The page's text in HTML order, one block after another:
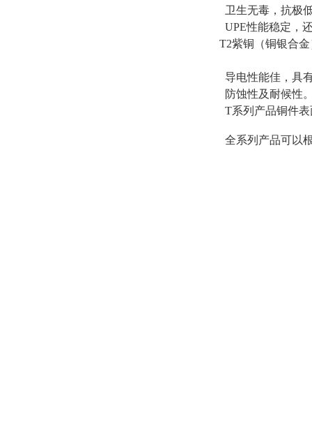
卫生无毒，抗极
UPE性能稳定，
T2紫铜（铜银合
导电性能佳，具
防蚀性及耐候性
T系列产品铜件
全系列产品可以